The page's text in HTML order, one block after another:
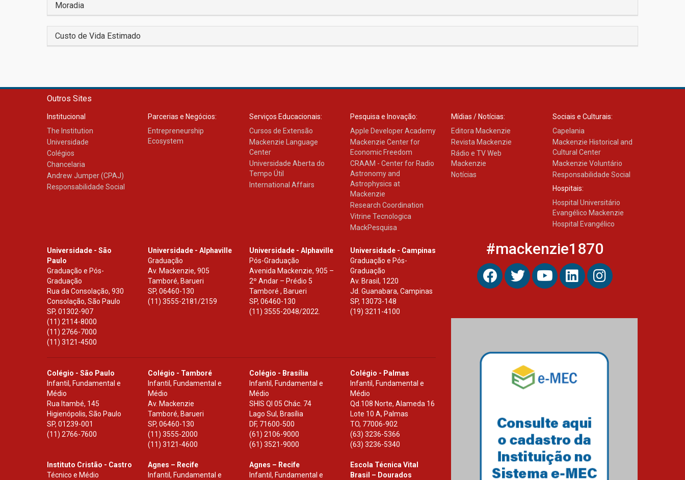
Moradia
Custo de Vida Estimado
Outros Sites
Institucional
The Institution
Universidade
Colégios
Chancelaria
Andrew Jumper (CPAJ)
Responsabilidade Social
Parcerias e Negócios:
Entrepreneurship
Ecosystem
Serviços Educacionais:
Cursos de Extensão
Mackenzie Language
Center
Universidade Aberta do
Tempo Útil
International Affairs
Pesquisa e Inovação:
Apple Developer Academy
Mackenzie Center for
Economic Freedom
CRAAM - Center for Radio
Astronomy and
Astrophysics at
Mackenzie
Research Coordination
Vitrine Tecnologica
MackPesquisa
Mídias / Notícias:
Editora Mackenzie
Revista Mackenzie
Rádio e TV Web
Mackenzie
Notícias
Sociais e Culturais:
Capelania
Mackenzie Historical and
Cultural Center
Mackenzie Voluntário
Responsabilidade Social
Hospitais:
Hospital Universitário
Evangélico Mackenzie
Hospital Evangélico
Universidade - São
Paulo
Graduação e Pós-
Graduação
Rua da Consolação, 930
Consolação, São Paulo
SP, 01302-907
(11) 2114-8000
(11) 2766-7000
(11) 3121-4500
Universidade - Alphaville
Graduação
Av. Mackenzie, 905
Tamboré, Barueri
SP,06460-130
(11) 3555-2181/2159
Universidade - Alphaville
Pós-Graduação
Avenida Mackenzie, 905 –
2º Andar – Prédio 5
Tamboré , Barueri
SP, 06460-130
(11) 3555-2048/2022.
Universidade - Campinas
Graduação e Pós-
Graduação
Av. Brasil, 1220
Jd. Guanabara, Campinas
SP, 13073-148
(19) 3211-4100
Colégio - São Paulo
Infantil, Fundamental e
Médio
Rua Itambé, 145
Higienópolis, São Paulo
SP, 01239-001
(11) 2766-7600
Colégio - Tamboré
Infantil, Fundamental e
Médio
Av. Mackenzie
Tamboré, Barueri
SP,06460-130
(11) 3555-2000
(11) 3121-4600
Colégio - Brasília
Infantil, Fundamental e
Médio
SHIS Ql 05 Chác. 74
Lago Sul, Brasília
DF, 71600-500
(61) 2106-9000
(61) 3521-9000
Colégio - Palmas
Infantil, Fundamental e
Médio
Qd.108 Norte, Alameda 16
Lote 10 A, Palmas
TO, 77006-902
(63) 3236-5366
(63) 3236-5340
Instituto Cristão - Castro
Técnico e Médio
Agnes – Recife
Infantil, Fundamental e
Agnes – Recife
Infantil, Fundamental e
Escola Técnica Vital
Brasil – Dourados
#mackenzie1870